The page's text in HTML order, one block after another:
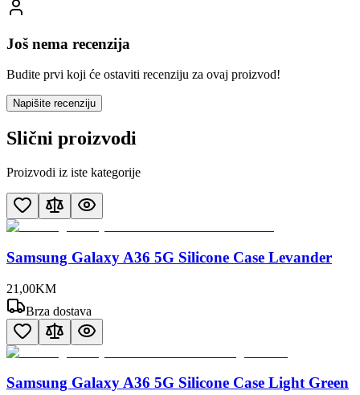
Još nema recenzija
Budite prvi koji će ostaviti recenziju za ovaj proizvod!
Napišite recenziju
Slični proizvodi
Proizvodi iz iste kategorije
Samsung Galaxy A36 5G Silicone Case Levander
21 ,00KM
Brza dostava
Samsung Galaxy A36 5G Silicone Case Light Green